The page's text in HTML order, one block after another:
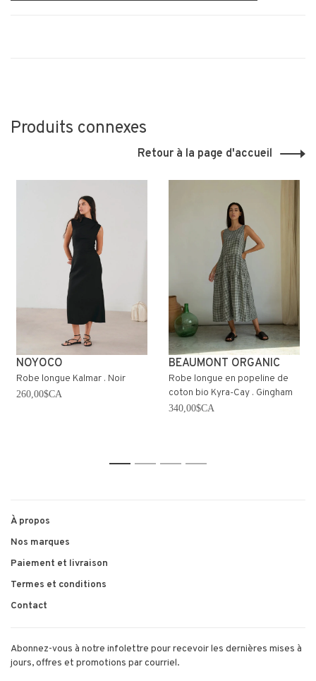
Produits connexes
Retour à la page d'accueil
NOYOCO
Robe longue Kalmar . Noir
260,00$CA
BEAUMONT ORGANIC
Robe longue en popeline de
coton bio Kyra-Cay . Gingham
340,00$CA
1 2 3 4
À propos
Nos marques
Paiement et livraison
Termes et conditions
Contact
Abonnez-vous à notre infolettre pour recevoir les dernières mises à
jours, offres et promotions par courriel.